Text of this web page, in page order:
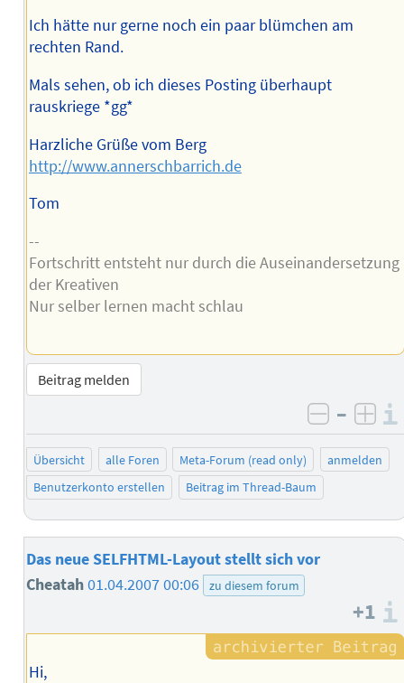
Ich hätte nur gerne noch ein paar blümchen am
rechten Rand.
Mals sehen, ob ich dieses Posting überhaupt
rauskriege *gg*
Harzliche Grüße vom Berg
http://www.annerschbarrich.de
Tom
--
Fortschritt entsteht nur durch die Auseinandersetzung
der Kreativen
Nur selber lernen macht schlau
Beitrag melden
negativ
–
Übersicht alle Foren Meta-Forum (read only)
anmelden
Benutzerkonto erstellen
Beitrag im Thread-Baum
Das neue SELFHTML-Layout stellt sich vor
Cheatah01.04.2007 00:06 zu diesem forum
+1
Hi,